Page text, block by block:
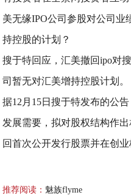
美无缘IPO公司参股对公司业
持控股的计划？
搜于特回应，汇美撤回ipo对
司暂无对汇美增持控股计划。
据12月15日搜于特发布的公
发展需要，拟对股权结构作
回首次公开发行股票并在创业
推荐阅读： 魅族flyme